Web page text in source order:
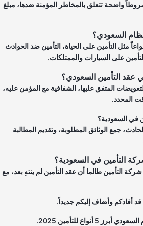
واضحة تتعلق بالمخاطر المؤمنة ضدها، مبلغ
السعودي؟
مثل التأمين على الحياة، التأمين ضد الحوادث
على السيارات والممتلكات.
التأمين السعودي؟
المتفق عليها، الشفافية مع المؤمن عليه،
المحدد.
السعودية؟
جمع الوثائق المطلوبة، وتقديم المطالبة
التأمين في السعودية؟
التأمين طالما أن عقد التأمين لم ينتهِ بعد، مع
أفادكم وأضاف إليكم جديداً.
للتأمين 2025.